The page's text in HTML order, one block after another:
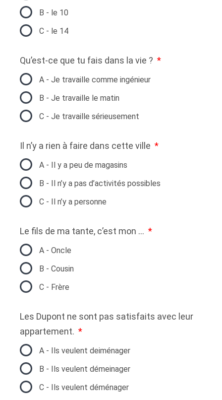
B - le 10
C - le 14
Qu’est-ce que tu fais dans la vie ?
A - Je travaille comme ingénieur
B - Je travaille le matin
C - Je travaille sérieusement
Il n’y a rien à faire dans cette ville
A - Il y a peu de magasins
B - Il n’y a pas d’activités possibles
C - Il n’y a personne
Le fils de ma tante, c’est mon …
A - Oncle
B - Cousin
C - Frère
Les Dupont ne sont pas satisfaits avec leur
appartement.
A - Ils veulent deiménager
B - Ils veulent démeinager
C - Ils veulent déménager